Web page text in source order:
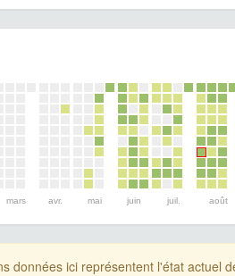
mars avr. mai juin juil. août
données ici représentent l'état actuel